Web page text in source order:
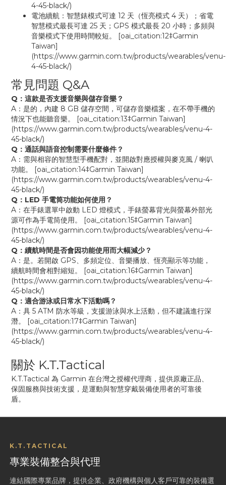
4-45-black/)
電池續航：智慧錶模式可達 12 天（恆亮模式 4 天）；省電
智慧模式最長可達 25 天；GPS 模式最長 20 小時；多頻與
音樂模式下使用時間較短。 [oai_citation:12‡Garmin
Taiwan]
(https://www.garmin.com.tw/products/wearables/venu-
4-45-black/)
常見問題 Q&A
Q：這款是否支援音樂與儲存音樂？
A：是的，內建 8 GB 儲存空間，可儲存音樂檔案，在不帶手機的
情況下也能聽音樂。 [oai_citation:13‡Garmin Taiwan]
(https://www.garmin.com.tw/products/wearables/venu-4-
45-black/)
Q：通話與語音控制需要什麼條件？
A：需與相容的智慧型手機配對，並開啟對應授權與麥克風 / 喇叭
功能。 [oai_citation:14‡Garmin Taiwan]
(https://www.garmin.com.tw/products/wearables/venu-4-
45-black/)
Q：LED 手電筒功能如何使用？
A：在手錶選單中啟動 LED 燈模式，手錶螢幕背光與螢幕外部光
源可作為手電筒使用。 [oai_citation:15‡Garmin Taiwan]
(https://www.garmin.com.tw/products/wearables/venu-4-
45-black/)
Q：續航時間是否會因功能使用而大幅減少？
A：是。若開啟 GPS、多頻定位、音樂播放、恆亮顯示等功能，
續航時間會相對縮短。 [oai_citation:16‡Garmin Taiwan]
(https://www.garmin.com.tw/products/wearables/venu-4-
45-black/)
Q：適合游泳或日常水下活動嗎？
A：具 5 ATM 防水等級，支援游泳與水上活動，但不建議進行深
潛。 [oai_citation:17‡Garmin Taiwan]
(https://www.garmin.com.tw/products/wearables/venu-4-
45-black/)
關於 K.T.Tactical
K.T.Tactical 為 Garmin 在台灣之授權代理商，提供原廠正品、
保固服務與技術支援，是運動與智慧穿戴裝備使用者的可靠後
盾。
K.T.TACTICAL
專業裝備整合與代理
連結國際專業品牌，提供企業、政府機構與個人客戶可靠的裝備選